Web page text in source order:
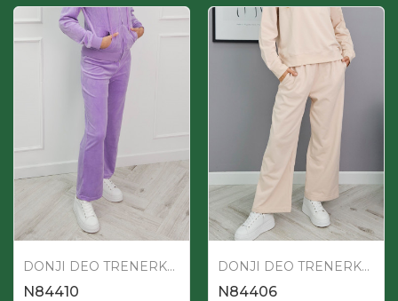
DONJI DEO TRENERKE ŽENSKI
N84410
DONJI DEO TRENERKE ŽENSKI
N84406